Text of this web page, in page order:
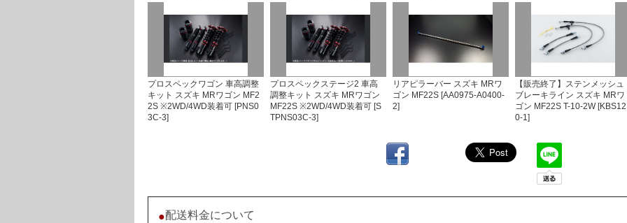
プロスペックワゴン 車高調整
キット スズキ MRワゴン MF2
2S ※2WD/4WD装着可 [PNS0
3C-3]
プロスペックステージ2 車高
調整キット スズキ MRワゴン
MF22S ※2WD/4WD装着可 [S
TPNS03C-3]
リアピラーバー スズキ MRワ
ゴン MF22S [AA0975-A0400-
2]
【販売終了】ステンメッシュ
ブレーキライン スズキ MRワ
ゴン MF22S T-10-2W [KBS12
0-1]
●配送料金について